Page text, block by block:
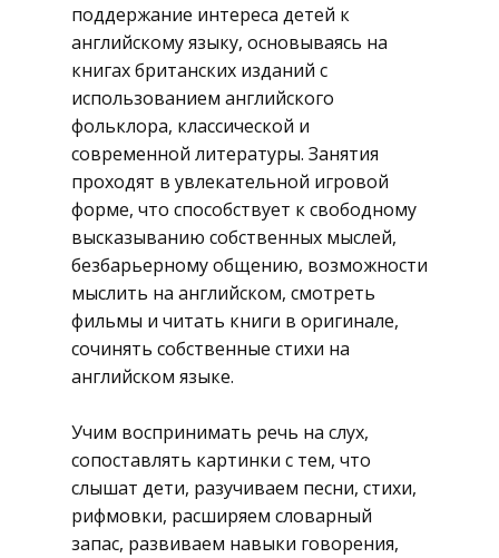
поддержание интереса детей к
английскому языку, основываясь на
книгах британских изданий с
использованием английского
фольклора, классической и
современной литературы. Занятия
проходят в увлекательной игровой
форме, что способствует к свободному
высказыванию собственных мыслей,
безбарьерному общению, возможности
мыслить на английском, смотреть
фильмы и читать книги в оригинале,
сочинять собственные стихи на
английском языке.
Учим воспринимать речь на слух,
сопоставлять картинки с тем, что
слышат дети, разучиваем песни, стихи,
рифмовки, расширяем словарный
запас, развиваем навыки говорения,